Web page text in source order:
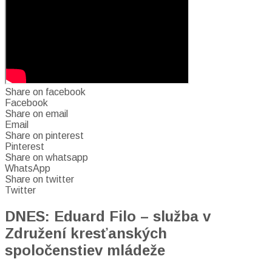
Share on facebook
Facebook
Share on email
Email
Share on pinterest
Pinterest
Share on whatsapp
WhatsApp
Share on twitter
Twitter
DNES: Eduard Filo – služba v
Združení kresťanských
spoločenstiev mládeže